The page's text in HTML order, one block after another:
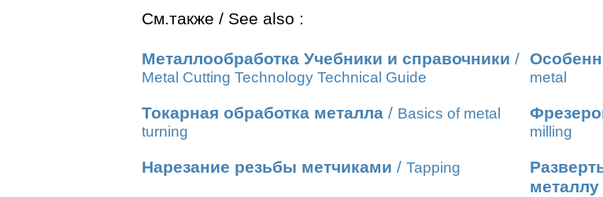
См.также / See also :
Металлообработка Учебники и справочники /
Metal Cutting Technology Technical Guide
metal
Токарная обработка металла / Basics of metal
turning
milling
Нарезание резьбы метчиками / Tapping
металлу